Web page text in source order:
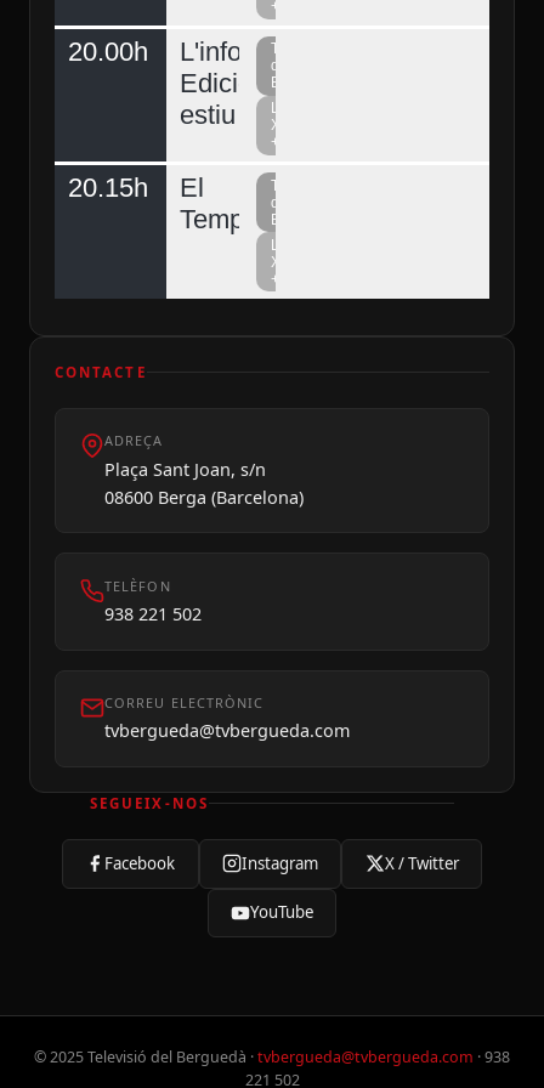
+
20.00h
L'informatiu
Edició
estiu
Televisió
del
Berguedà
La
Xarxa
+
20.15h
El
Temps
Televisió
del
Berguedà
La
Xarxa
+
CONTACTE
ADREÇA
Plaça Sant Joan, s/n
08600 Berga (Barcelona)
TELÈFON
938 221 502
CORREU ELECTRÒNIC
tvbergueda@tvbergueda.com
SEGUEIX-NOS
Facebook Instagram X / Twitter
YouTube
© 2025 Televisió del Berguedà ·tvbergueda@tvbergueda.com · 938
221 502